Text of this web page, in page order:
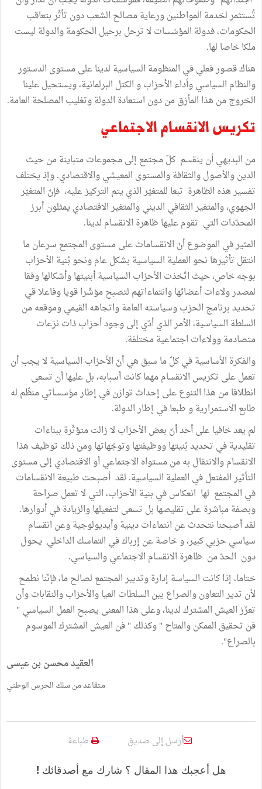
تُستثمر لخدمة المواطنين ورعاية مصالح الشعب دون تأثّر بتعاقب
الحكومات، فدولة المؤسّسات لا ترحل برحيل الحكومة والدولة ليست
ملكا خاصا لها.
هناك قصور فعلي في المنظومة السياسية لدينا على مستوى الدستور
والنظام السياسي وأداء الأحزاب و الكتل البرلمانية، ويستحيل علينا
الخروج من هذا المأزق من دون استعادة الدولة وتغليب المصلحة العامة.
تكريس الانقسام الاجتماعي
من البديهي أن ينقسم كلّ مجتمع إلى مجموعات متباينة من حيث
الدين والأصول والثقافة والمستوى المعيشي والاقتصادي. وإذ يختلف
تفسير هذه الظاهرة تبعا للمتغيّر الذي يتم التركيز عليه، فإنّ المتغيّر
الجهوي، والمتغير الثقافي الديني والمتغير الاقتصادي يمثلون أبرز
المحدّدات التي تقوم عليها ظاهرة الانقسام لدينا.
المثير في الموضوع أنّ الانقسامات على مستوى المجتمع سرعان ما
انتقل تأثيرها نحو العملية السياسية بشكل عام ونحو بُنية الأحزاب
بوجه خاص، حيث اتّخذت الأحزاب السياسية أبنيتها وأشكالها وفقا
لمصدر ولاءات أعضائها وانتماءاتهم لتصبح مؤشّرا قويا وفاعلا قي
تحديد برنامج الحزب وسياسته العامة واتجاهه القيمي وموقعه من
السلطة السياسية، الأمر الذي أدّي إلى وجود أحزاب ذات نزعات
متصادمة وولاءات اجتماعية مختلفة.
والفكرة الأساسية في كلّ ما سبق هي أنّ الأحزاب السياسية لا يجب أن
تعمل على تكريس الانقسام مهما كانت أسبابه، بل عليها أن تسعى
انطلاقا من هذا التنوع على إحداث توازن في إطار مؤسساتي منظّم له
طابع الاستمرارية و طبعا في إطار الدولة.
لم يعد خافيا على أحد أنّ بعض الأحزاب لا زالت متؤثّرة ببناءات
تقليدية في تحديد بُنيتها ووظيفتها وتوجّهاتها ومن ذلك توظيف هذا
الانقسام والانتقال به من مستواه الاجتماعي أو الاقتصادي إلى مستوى
التأثير المفتعل في العملية السياسية. لقد أصبحت طبيعة الانقسامات
في المجتمع لها انعكاس في بنية الأحزاب، التي لا تعمل صراحة
وبصفة مباشرة على تقليصها بل تسعى لتفعيلها والزيادة في أدوارها.
لقد أصبحنا نتحدث عن انتماءات دينية وأيديولوجية وعن انقسام
سياسي حزبي كبير، و خاصة عن إرباك في التماسك الداخلي يحول
دون الحدّ من ظاهرة الانقسام الاجتماعي والسياسي.
ختاما، إذا كانت السياسة إدارة وتدبير المجتمع لصالح ما، فإنّنا نطمح
لأن تدير التعاون والصراع بين السلطات العيا والأحزاب والنقابات وأن
تعزّز العيش المشترك لدينا، وعلى هذا المعنى يصبح العمل السياسي "
فن تحقيق الممكن والمتاح " وكذلك " فن العيش المشترك الموسوم
بالصراع".
العقيد محسن بن عيسى
متقاعد من سلك الحرس الوطني
أرسل إلى صديق طباعة
هل أعجبك هذا المقال ؟ شارك مع أصدقائك !